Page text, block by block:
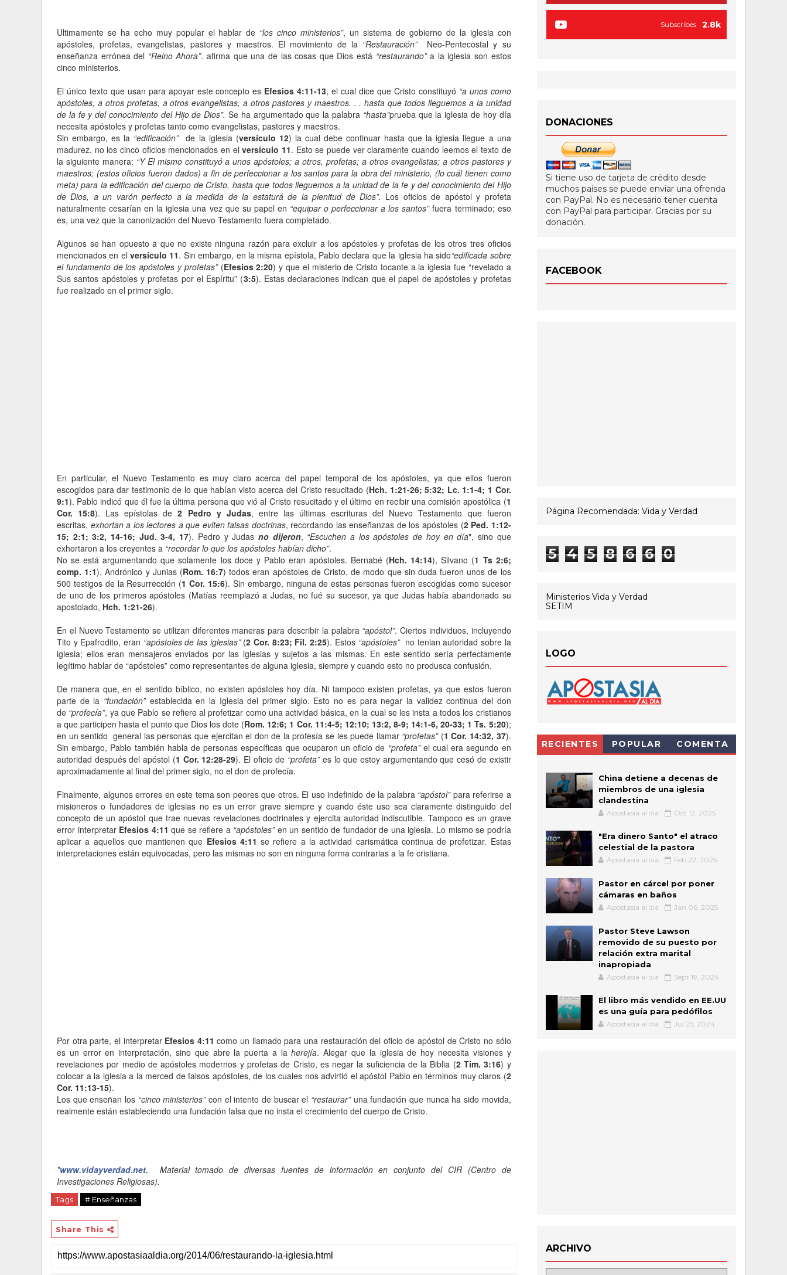
Ultimamente se ha echo muy popular el hablar de “los cinco ministerios”, un sistema de gobierno de la iglesia con
apóstoles, profetas, evangelistas, pastores y maestros. El movimiento de la “Restauración” Neo-Pentecostal y su
enseñanza errónea del “Reino Ahora”. afirma que una de las cosas que Dios está “restaurando”a la iglesia son estos
cinco ministerios.
El único texto que usan para apoyar este concepto es Efesios 4:11-13, el cual dice que Cristo constituyó “a unos como
apóstoles, a otros profetas, a otros evangelistas, a otros pastores y maestros. . . hasta que todos lleguemos a la unidad
de la fe y del conocimiento del Hijo de Dios”. Se ha argumentado que la palabra “hasta”prueba que la iglesia de hoy día
necesita apóstoles y profetas tanto como evangelistas, pastores y maestros.
Sin embargo, es la “edificación”de la iglesia (versículo 12) la cual debe continuar hasta que la iglesia llegue a una
madurez, no los cinco oficios mencionados en elversículo 11. Esto se puede ver claramente cuando leemos el texto de
la siguiente manera: “Y El mismo constituyó a unos apóstoles; a otros, profetas; a otros evangelistas; a otros pastores y
maestros; (estos oficios fueron dados) a fin de perfeccionar a los santos para la obra del ministerio, (lo cuál tienen como
meta) para la edificación del cuerpo de Cristo, hasta que todos lleguemos a la unidad de la fe y del conocimiento del Hijo
de Dios, a un varón perfecto a la medida de la estaturá de la plenitud de Dios”. Los oficios de apóstol y profeta
naturalmente cesarían en la iglesia una vez que su papel en “equipar o perfeccionar a los santos”fuera terminado; eso
es, una vez que la canonización del Nuevo Testamento fuera completado.
Algunos se han opuesto a que no existe ninguna razón para excluir a los apóstoles y profetas de los otros tres oficios
mencionados en elversículo 11. Sin embargo, en la misma epístola, Pablo declara que la iglesia ha sido“edificada sobre
el fundamento de los apóstoles y profetas”(Efesios 2:20) y que el misterio de Cristo tocante a la iglesia fue “revelado a
Sus santos apóstoles y profetas por el Espíritu” (3:5). Estas declaraciones indican que el papel de apóstoles y profetas
fue realizado en el primer siglo.
En particular, el Nuevo Testamento es muy claro acerca del papel temporal de los apóstoles, ya que ellos fueron
escogidos para dar testimonio de lo que habían visto acerca del Cristo resucitado (Hch. 1:21-26; 5:32; Lc. 1:1-4; 1 Cor.
9:1). Pablo indicó que él fue la última persona que vió al Cristo resucitado y el último en recibir una comisión apostólica (1
Cor. 15:8). Las epístolas de2 Pedro y Judas, entre las últimas escrituras del Nuevo Testamento que fueron
escritas, exhortan a los lectores a que eviten falsas doctrinas, recordando las enseñanzas de los apóstoles (2 Ped. 1:12-
15; 2:1; 3:2, 14-16; Jud. 3-4, 17). Pedro y Judas no dijeron, “Escuchen a los apóstoles de hoy en día", sino que
exhortaron a los creyentes a “recordar lo que los apóstoles habían dicho”.
No se está argumentando que solamente los doce y Pablo eran apóstoles. Bernabé (Hch. 14:14), Silvano (1 Ts 2:6;
comp. 1:1), Andrónico y Junias (Rom. 16:7) todos eran apóstoles de Cristo, de modo que sin duda fueron unos de los
500 testigos de la Resurrección (1 Cor. 15:6). Sin embargo, ninguna de estas personas fueron escogidas como sucesor
de uno de los primeros apóstoles (Matías reemplazó a Judas, no fué su sucesor, ya que Judas había abandonado su
apostolado, Hch. 1:21-26).
En el Nuevo Testamento se utilizan diferentes maneras para describir la palabra “apóstol”. Ciertos individuos, incluyendo
Tito y Epafrodito, eran “apóstoles de las iglesias” (2 Cor. 8:23; Fil. 2:25). Estos“apóstoles” no tenian autoridad sobre la
iglesia; ellos eran mensajeros enviados por las iglesias y sujetos a las mismas. En este sentido sería perfectamente
legítimo hablar de “apóstoles” como representantes de alguna iglesia, siempre y cuando esto no produsca confusión.
De manera que, en el sentido bíblico, no existen apóstoles hoy día. Ni tampoco existen profetas, ya que estos fueron
parte de la “fundación”establecida en la Iglesia del primer siglo. Esto no es para negar la validez continua del don
de “profecía”, ya que Pablo se refiere al profetizar como una actividad básica, en la cual se les insta a todos los cristianos
a que participen hasta el punto que Dios los dote (Rom. 12:6; 1 Cor. 11:4-5; 12:10; 13:2, 8-9; 14:1-6, 20-33; 1 Ts. 5:20);
en un sentido general las personas que ejercitan el don de la profesía se les puede llamar“profetas”(1 Cor. 14:32, 37).
Sin embargo, Pablo también habla de personas específicas que ocuparon un oficio de “profeta” el cual era segundo en
autoridad después del apóstol (1 Cor. 12:28-29). El oficio de “profeta” es lo que estoy argumentando que cesó de existir
aproximadamente al final del primer siglo, no el don de profecía.
Finalmente, algunos errores en este tema son peores que otros. El uso indefinido de la palabra “apóstol”para referirse a
misioneros o fundadores de iglesias no es un error grave siempre y cuando éste uso sea claramente distinguido del
concepto de un apóstol que trae nuevas revelaciones doctrinales y ejercita autoridad indiscutible. Tampoco es un grave
error interpretar Efesios 4:11 que se refiere a “apóstoles” en un sentido de fundador de una iglesia. Lo mismo se podría
aplicar a aquellos que mantienen que Efesios 4:11 se refiere a la actividad carismática continua de profetizar. Estas
interpretaciones están equivocadas, pero las mismas no son en ninguna forma contrarias a la fe cristiana.
Por otra parte, el interpretar Efesios 4:11 como un llamado para una restauración del oficio de apóstol de Cristo no sólo
es un error en interpretación, sino que abre la puerta a laherejía. Alegar que la iglesia de hoy necesita visiones y
revelaciones por medio de apóstoles modernos y profetas de Cristo, es negar la suficiencia de la Biblia (2 Tim. 3:16) y
colocar a la iglesia a la merced de falsos apóstoles, de los cuales nos advirtió el apóstol Pablo en términos muy claros (2
Cor. 11:13-15).
Los que enseñan los “cinco ministerios”con el intento de buscar el “restaurar” una fundación que nunca ha sido movida,
realmente están estableciendo una fundación falsa que no insta el crecimiento del cuerpo de Cristo.
*www.vidayverdad.net. Material tomado de diversas fuentes de información en conjunto del CIR (Centro de
Investigaciones Religiosas).
Tags # Enseñanzas
Share This
2.8k
Subscribes
DONACIONES
Si tiene uso de tarjeta de crédito desde
muchos países se puede enviar una ofrenda
con PayPal. No es necesario tener cuenta
con PayPal para participar. Gracias por su
donación.
FACEBOOK
Página Recomendada: Vida y Verdad
5 4 5 8 6 6 0
Ministerios Vida y Verdad
SETIM
LOGO
RECIENTES POPULAR COMENTA
China detiene a decenas de
miembros de una iglesia
clandestina
Apostasia al dia Oct 12, 2025
"Era dinero Santo" el atraco
celestial de la pastora
Apostasia al dia Feb 22, 2025
Pastor en cárcel por poner
cámaras en baños
Apostasia al dia Jan 06, 2025
Pastor Steve Lawson
removido de su puesto por
relación extra marital
inapropiada
Apostasia al dia Sept 19, 2024
El libro más vendido en EE.UU
es una guía para pedófilos
Apostasia al dia Jul 25, 2024
ARCHIVO